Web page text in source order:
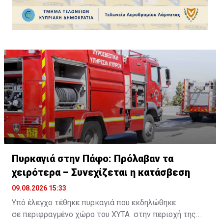
Πυρκαγιά στην Πάφο: Πρόλαβαν τα
χειρότερα – Συνεχίζεται η κατάσβεση
09.08.2026 15:33
Υπό έλεγχο τέθηκε πυρκαγιά που εκδηλώθηκε
σε περιφραγμένο χώρο του ΧΥΤΑ στην περιοχή της